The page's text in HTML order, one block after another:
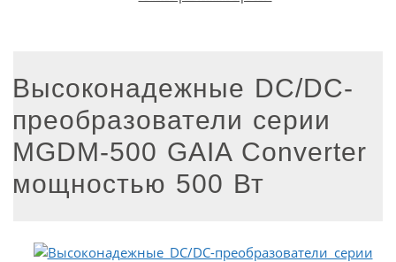
Высоконадежные DC/DC-
преобразователи серии
MGDM-500 GAIA Converter
мощностью 500 Вт